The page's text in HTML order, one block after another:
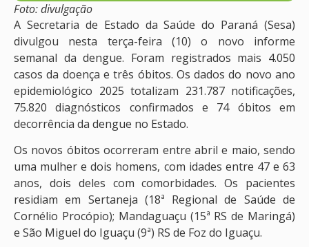
Foto: divulgação
A Secretaria de Estado da Saúde do Paraná (Sesa)
divulgou nesta terça-feira (10) o novo informe
semanal da dengue. Foram registrados mais 4.050
casos da doença e três óbitos. Os dados do novo ano
epidemiológico 2025 totalizam 231.787 notificações,
75.820 diagnósticos confirmados e 74 óbitos em
decorrência da dengue no Estado.
Os novos óbitos ocorreram entre abril e maio, sendo
uma mulher e dois homens, com idades entre 47 e 63
anos, dois deles com comorbidades. Os pacientes
residiam em Sertaneja (18ª Regional de Saúde de
Cornélio Procópio); Mandaguaçu (15ª RS de Maringá)
e São Miguel do Iguaçu (9ª) RS de Foz do Iguaçu.